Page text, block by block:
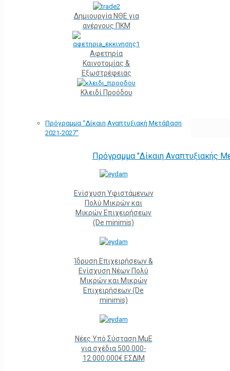
Δημιουργία ΝΘΕ για
ανέργους ΠΚΜ
Αφετηρία
Kαινοτομίας &
Εξωστρέφειας
Κλειδί Προόδου
Πρόγραμμα “Δίκαιη Αναπτυξιακή Μετάβαση
2021-2027”
Πρόγραμμα "Δίκαιη Αναπτυξιακής
Ενίσχυση Υφιστάμενων
Πολύ Μικρών και
Μικρών Επιχειρήσεων
(De minimis)
Ίδρυση Επιχειρήσεων &
Ενίσχυση Νέων Πολύ
Μικρών και Μικρών
Επιχειρήσεων (De
minimis)
Νέες Υπό Σύσταση ΜμΕ
για σχέδια 500.000-
12.000.000€ ΕΣΔΙΜ